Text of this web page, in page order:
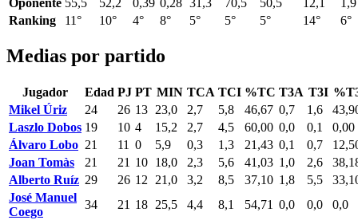
Ranking
11° 10° 4° 8° 5° 5° 5° 14° 6°
Medias por partido
Jugador Edad PJ PT MIN TCA TCI %TC T3A T3I
Mikel Úriz
24 26 13 23,0 2,7 5,8 46,67 0,7 1,6
Laszlo Dobos 19 10 4 15,2 2,7 4,5 60,00 0,0 0,1
0,00
Álvaro Lobo 21 11 0 5,9 0,3 1,3 21,43 0,1 0,7
Joan Tomàs
21 21 10 18,0 2,3 5,6 41,03 1,0 2,6
Alberto Ruíz 29 26 12 21,0 3,2 8,5 37,10 1,8 5,5
José Manuel
Coego
34 21 18 25,5 4,4 8,1 54,71 0,0 0,0
0,0